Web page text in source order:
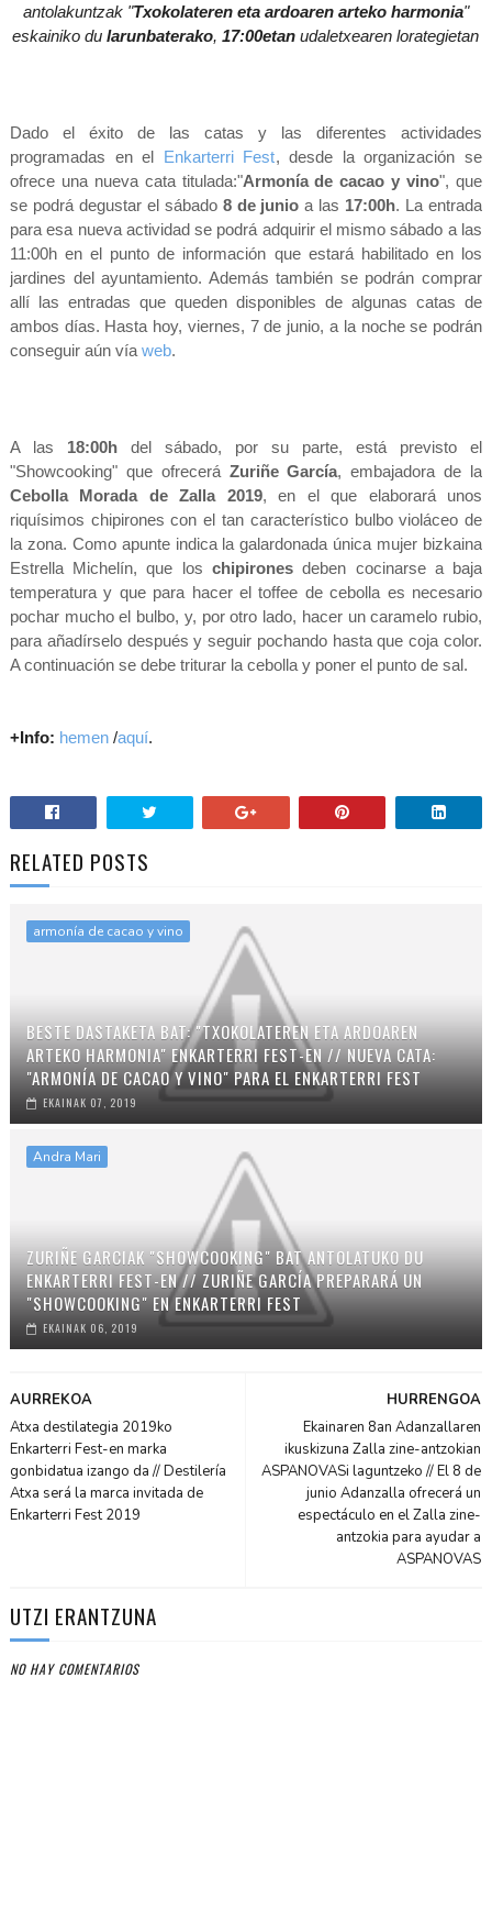
antolakuntzak "Txokolateren eta ardoaren arteko harmonia"
eskainiko dularunbaterako,17:00etan udaletxearen lorategietan
Dado el éxito de las catas y las diferentes actividades
programadas en el Enkarterri Fest, desde la organización se
ofrece una nueva cata titulada:"Armonía de cacao y vino", que
se podrá degustar el sábado 8 de junioa las 17:00h. La entrada
para esa nueva actividad se podrá adquirir el mismo sábado a las
11:00h en el punto de información que estará habilitado en los
jardines del ayuntamiento. Además también se podrán comprar
allí las entradas que queden disponibles de algunas catas de
ambos días. Hasta hoy, viernes, 7 de junio, a la noche se podrán
conseguir aún vía web.
A las 18:00hdel sábado, por su parte, está previsto el
"Showcooking" que ofrecerá Zuriñe García, embajadora de la
Cebolla Morada de Zalla 2019, en el que elaborará unos
riquísimos chipirones con el tan característico bulbo violáceo de
la zona. Como apunte indica la galardonada única mujer bizkaina
Estrella Michelín, que los chipirones deben cocinarse a baja
temperatura y que para hacer el toffee de cebolla es necesario
pochar mucho el bulbo, y, por otro lado, hacer un caramelo rubio,
para añadírselo después y seguir pochando hasta que coja color.
A continuación se debe triturar la cebolla y poner el punto de sal.
+Info: hemen/aquí.
RELATED POSTS
armonía de cacao y vino
BESTE DASTAKETA BAT: "TXOKOLATEREN ETA ARDOAREN
ARTEKO HARMONIA" ENKARTERRI FEST-EN // NUEVA CATA:
"ARMONÍA DE CACAO Y VINO" PARA EL ENKARTERRI FEST
EKAINAK 07, 2019
Andra Mari
ZURIÑE GARCIAK "SHOWCOOKING" BAT ANTOLATUKO DU
ENKARTERRI FEST-EN // ZURIÑE GARCÍA PREPARARÁ UN
"SHOWCOOKING" EN ENKARTERRI FEST
EKAINAK 06, 2019
HURRENGOA
Ekainaren 8an Adanzallaren
ikuskizuna Zalla zine-antzokian
ASPANOVASi laguntzeko // El 8 de
junio Adanzalla ofrecerá un
espectáculo en el Zalla zine-
antzokia para ayudar a
ASPANOVAS
AURREKOA
Atxa destilategia 2019ko
Enkarterri Fest-en marka
gonbidatua izango da // Destilería
Atxa será la marca invitada de
Enkarterri Fest 2019
UTZI ERANTZUNA
NO HAY COMENTARIOS